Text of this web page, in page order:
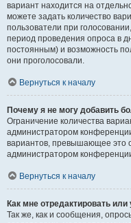
вариант находится на
можете задать количество
пользователи при
период проведения опроса в
постоянным) и возможность
они проголосовали.
Вернуться к началу
Почему я не могу добавить
Ограничение количества
администратором
вариантов, превышающее это
администратором
Вернуться к началу
Как мне отредактировать
Так же, как и сообщения,